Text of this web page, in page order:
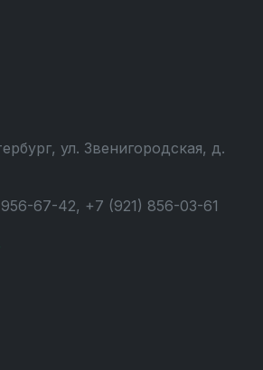
ул. Звенигородская, д.
67-42, +7 (921) 856-03-61